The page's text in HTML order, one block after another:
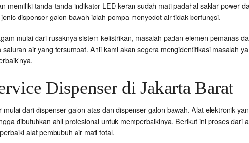
memiliki tanda-tanda indikator LED keran sudah mati padahal saklar power
dispenser galon bawah ialah pompa menyedot air tidak berfungsi.
mulai dari rusaknya sistem kelistrikan, masalah padan elemen pemanas
air yang tersumbat. Ahli kami akan segera mengidentifikasi masalah
Dispenser di Jakarta Barat
dari dispenser galon atas dan dispenser galon bawah. Alat elektronik
dibutuhkan ahli profesional untuk memperbaikinya. Berikut ini proses dari
alat pembubuh air mati total.